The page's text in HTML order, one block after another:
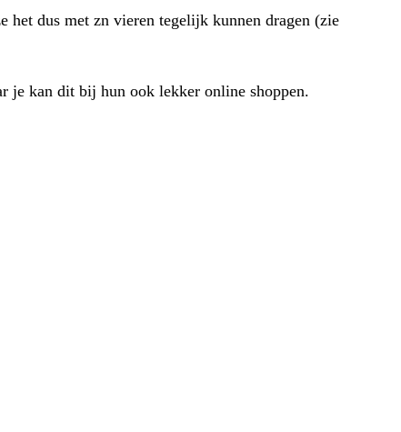
het dus met zn vieren tegelijk kunnen dragen (zie
je kan dit bij hun ook lekker online shoppen.